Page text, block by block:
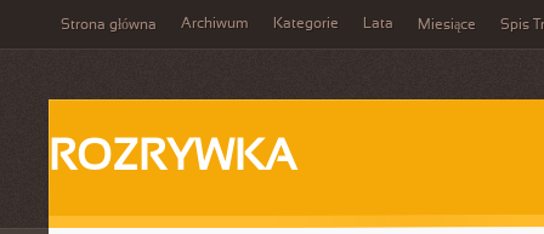
Strona główna Archiwum Kategorie Lata Miesiące Spis
ROZRYWKA